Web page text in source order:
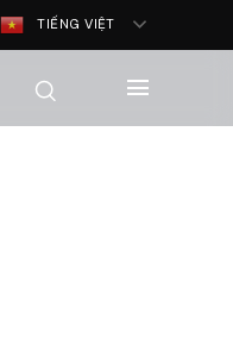
TIẾNG VIỆT